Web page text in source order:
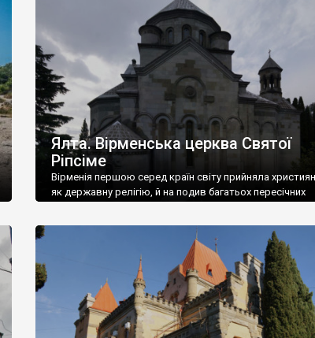
називаються «повстяками» (postaki)…” “Вино. Крим
виробляє відмінне вино і його вдосталь: воно все
легке біле і дуже […]
Ялта. Вірменська церква Святої
Ріпсіме
Вірменія першою серед країн світу прийняла
як державну релігію, й на подив багатьох пересічних